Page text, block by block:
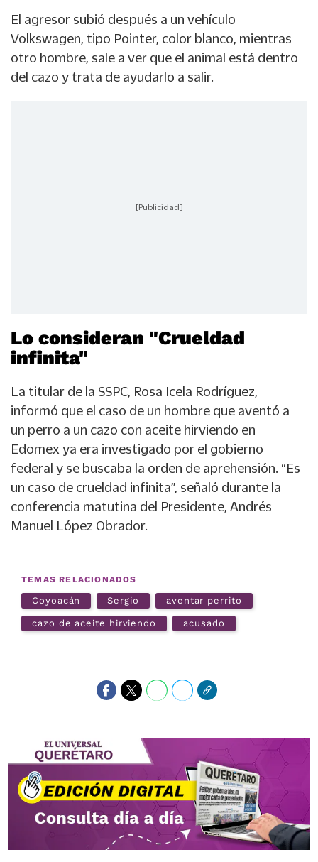
El agresor subió después a un vehículo
Volkswagen, tipo Pointer, color blanco, mientras
otro hombre, sale a ver que el animal está dentro
del cazo y trata de ayudarlo a salir.
[Publicidad]
Lo consideran "Crueldad
infinita"
La titular de la SSPC, Rosa Icela Rodríguez,
informó que el caso de un hombre que aventó a
un perro a un cazo con aceite hirviendo en
Edomex ya era investigado por el gobierno
federal y se buscaba la orden de aprehensión. “Es
un caso de crueldad infinita”, señaló durante la
conferencia matutina del Presidente, Andrés
Manuel López Obrador.
TEMAS RELACIONADOS
Coyoacán Sergio aventar perrito
cazo de aceite hirviendo acusado